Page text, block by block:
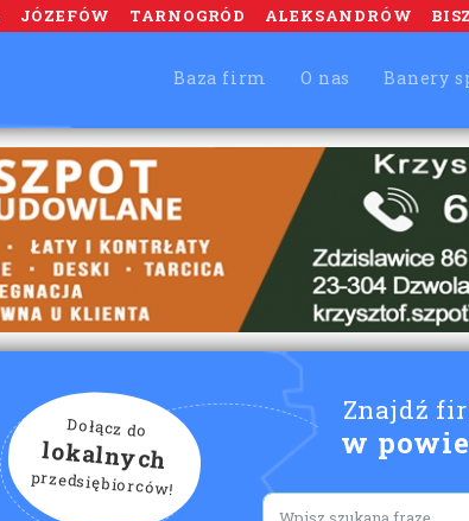
JÓZEFÓW TARNOGRÓD ALEKSANDRÓW
Baza firm O nas Banery
Znajdź
w
Dołącz do
lokalnych
przedsiębiorców!
Lorem ipsum